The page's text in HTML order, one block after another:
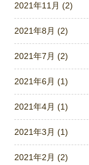
2021年11月 (2)
2021年8月 (2)
2021年7月 (2)
2021年6月 (1)
2021年4月 (1)
2021年3月 (1)
2021年2月 (2)